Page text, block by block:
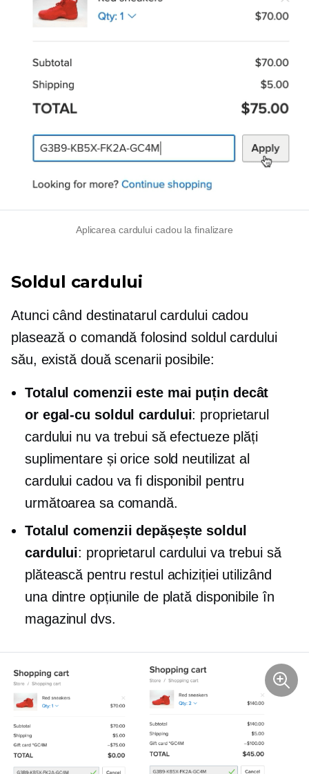
Aplicarea cardului cadou la finalizare
Soldul cardului
Atunci când destinatarul cardului cadou
plasează o comandă folosind soldul cardului
său, există două scenarii posibile:
Totalul comenzii este mai puțin decât
or egal-cu soldul cardului: proprietarul
cardului nu va trebui să efectueze plăți
suplimentare și orice sold neutilizat al
cardului cadou va fi disponibil pentru
următoarea sa comandă.
Totalul comenzii depășește soldul
cardului: proprietarul cardului va trebui să
plătească pentru restul achiziției utilizând
una dintre opțiunile de plată disponibile în
magazinul dvs.